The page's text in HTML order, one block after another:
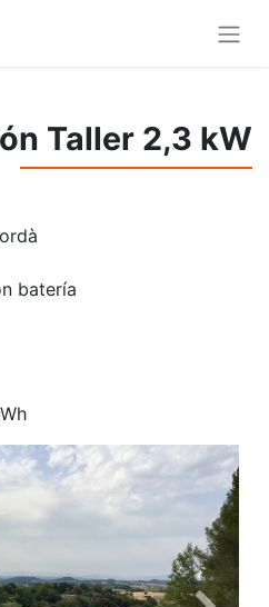
Taller 2,3 kW
batería